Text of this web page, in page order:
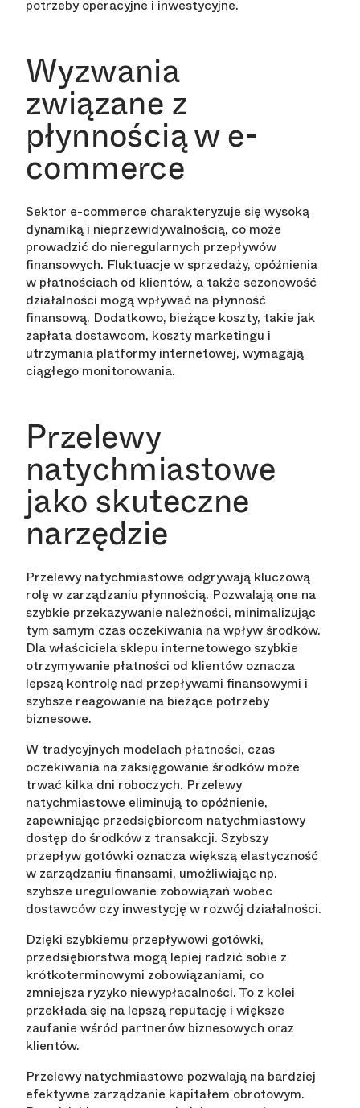
potrzeby operacyjne i inwestycyjne.
Wyzwania
związane z
płynnością w e-
commerce
Sektor e-commerce charakteryzuje się wysoką
dynamiką i nieprzewidywalnością, co może
prowadzić do nieregularnych przepływów
finansowych. Fluktuacje w sprzedaży, opóźnienia
w płatnościach od klientów, a także sezonowość
działalności mogą wpływać na płynność
finansową. Dodatkowo, bieżące koszty, takie jak
zapłata dostawcom, koszty marketingu i
utrzymania platformy internetowej, wymagają
ciągłego monitorowania.
Przelewy
natychmiastowe
jako skuteczne
narzędzie
Przelewy natychmiastowe odgrywają kluczową
rolę w zarządzaniu płynnością. Pozwalają one na
szybkie przekazywanie należności, minimalizując
tym samym czas oczekiwania na wpływ środków.
Dla właściciela sklepu internetowego szybkie
otrzymywanie płatności od klientów oznacza
lepszą kontrolę nad przepływami finansowymi i
szybsze reagowanie na bieżące potrzeby
biznesowe.
W tradycyjnych modelach płatności, czas
oczekiwania na zaksięgowanie środków może
trwać kilka dni roboczych. Przelewy
natychmiastowe eliminują to opóźnienie,
zapewniając przedsiębiorcom natychmiastowy
dostęp do środków z transakcji. Szybszy
przepływ gotówki oznacza większą elastyczność
w zarządzaniu finansami, umożliwiając np.
szybsze uregulowanie zobowiązań wobec
dostawców czy inwestycję w rozwój działalności.
Dzięki szybkiemu przepływowi gotówki,
przedsiębiorstwa mogą lepiej radzić sobie z
krótkoterminowymi zobowiązaniami, co
zmniejsza ryzyko niewypłacalności. To z kolei
przekłada się na lepszą reputację i większe
zaufanie wśród partnerów biznesowych oraz
klientów.
Przelewy natychmiastowe pozwalają na bardziej
efektywne zarządzanie kapitałem obrotowym.